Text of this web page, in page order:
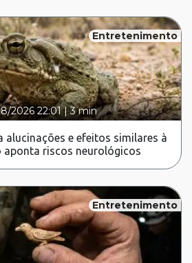
Entretenimento
2026 22:01|3 min
alucinações e efeitos similares à
aponta riscos neurológicos
Entretenimento